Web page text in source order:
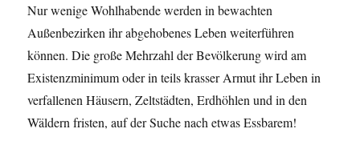
Nur wenige Wohlhabende werden in bewachten
Außenbezirken ihr abgehobenes Leben weiterführen
können. Die große Mehrzahl der Bevölkerung wird am
Existenzminimum oder in teils krasser Armut ihr Leben in
verfallenen Häusern, Zeltstädten, Erdhöhlen und in den
Wäldern fristen, auf der Suche nach etwas Essbarem!